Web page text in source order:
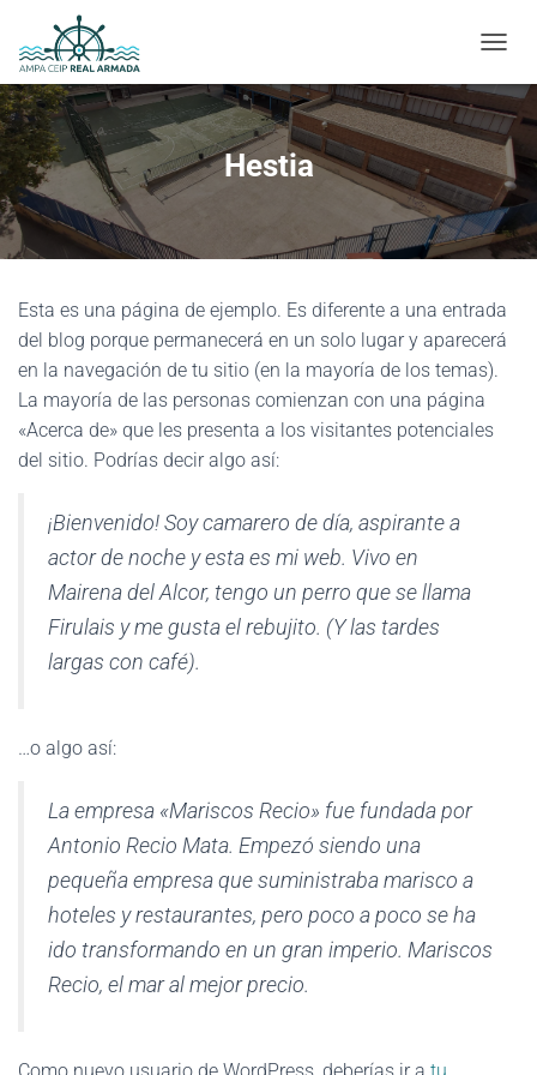
Hestia
Esta es una página de ejemplo. Es diferente a una entrada
del blog porque permanecerá en un solo lugar y aparecerá
en la navegación de tu sitio (en la mayoría de los temas).
La mayoría de las personas comienzan con una página
«Acerca de» que les presenta a los visitantes potenciales
del sitio. Podrías decir algo así:
¡Bienvenido! Soy camarero de día, aspirante a
actor de noche y esta es mi web. Vivo en
Mairena del Alcor, tengo un perro que se llama
Firulais y me gusta el rebujito. (Y las tardes
largas con café).
…o algo así:
La empresa «Mariscos Recio» fue fundada por
Antonio Recio Mata. Empezó siendo una
pequeña empresa que suministraba marisco a
hoteles y restaurantes, pero poco a poco se ha
ido transformando en un gran imperio. Mariscos
Recio, el mar al mejor precio.